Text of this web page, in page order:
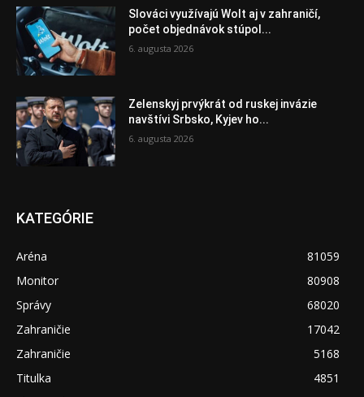
Slováci využívajú Wolt aj v zahraničí,
počet objednávok stúpol...
6. augusta 2026
Zelenskyj prvýkrát od ruskej invázie
navštívi Srbsko, Kyjev ho...
6. augusta 2026
KATEGÓRIE
Aréna
81059
Monitor
80908
Správy
68020
Zahraničie
17042
Zahraničie
5168
Titulka
4851